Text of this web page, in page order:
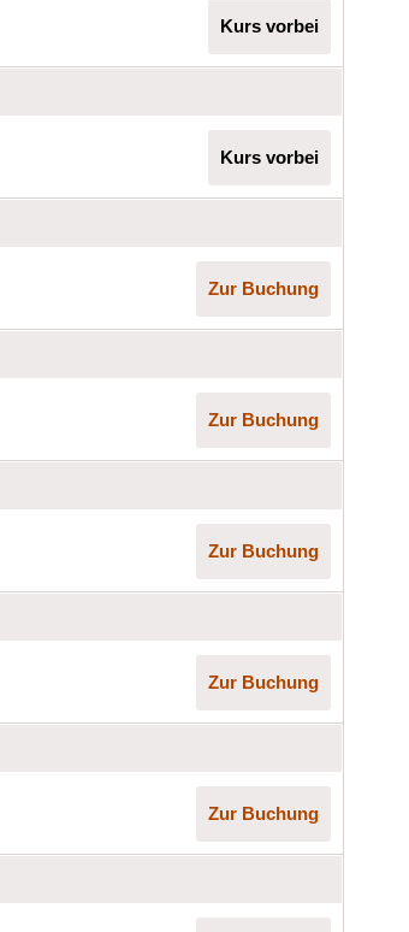
Kurs vorbei
Kurs vorbei
Zur Buchung
Zur Buchung
Zur Buchung
Zur Buchung
Zur Buchung